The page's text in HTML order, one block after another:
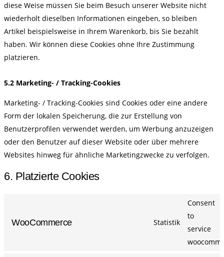
diese Weise müssen Sie beim Besuch unserer Website nicht
wiederholt dieselben Informationen eingeben, so bleiben
Artikel beispielsweise in Ihrem Warenkorb, bis Sie bezahlt
haben. Wir können diese Cookies ohne Ihre Zustimmung
platzieren.
5.2 Marketing- / Tracking-Cookies
Marketing- / Tracking-Cookies sind Cookies oder eine andere
Form der lokalen Speicherung, die zur Erstellung von
Benutzerprofilen verwendet werden, um Werbung anzuzeigen
oder den Benutzer auf dieser Website oder über mehrere
Websites hinweg für ähnliche Marketingzwecke zu verfolgen.
6. Platzierte Cookies
WooCommerce Statistik
Consent
to
service